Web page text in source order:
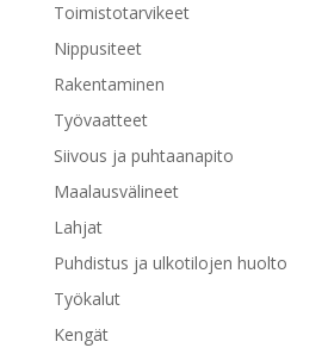
Toimistotarvikeet
Nippusiteet
Rakentaminen
Työvaatteet
Siivous ja puhtaanapito
Maalausvälineet
Lahjat
Puhdistus ja ulkotilojen huolto
Työkalut
Kengät